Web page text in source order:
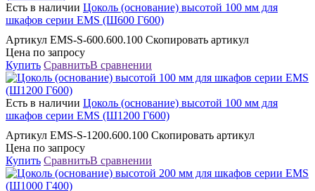
Есть в наличии Цоколь (основание) высотой 100 мм для
шкафов серии EMS (Ш600 Г600)
Артикул EMS-S-600.600.100 Скопировать артикул
Цена по запросу
Купить СравнитьВ сравнении
Есть в наличии Цоколь (основание) высотой 100 мм для
шкафов серии EMS (Ш1200 Г600)
Артикул EMS-S-1200.600.100 Скопировать артикул
Цена по запросу
Купить СравнитьВ сравнении